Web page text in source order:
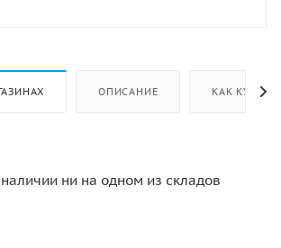
ОПИСАНИЕ КАК КУПИТЬ
ни на одном из складов